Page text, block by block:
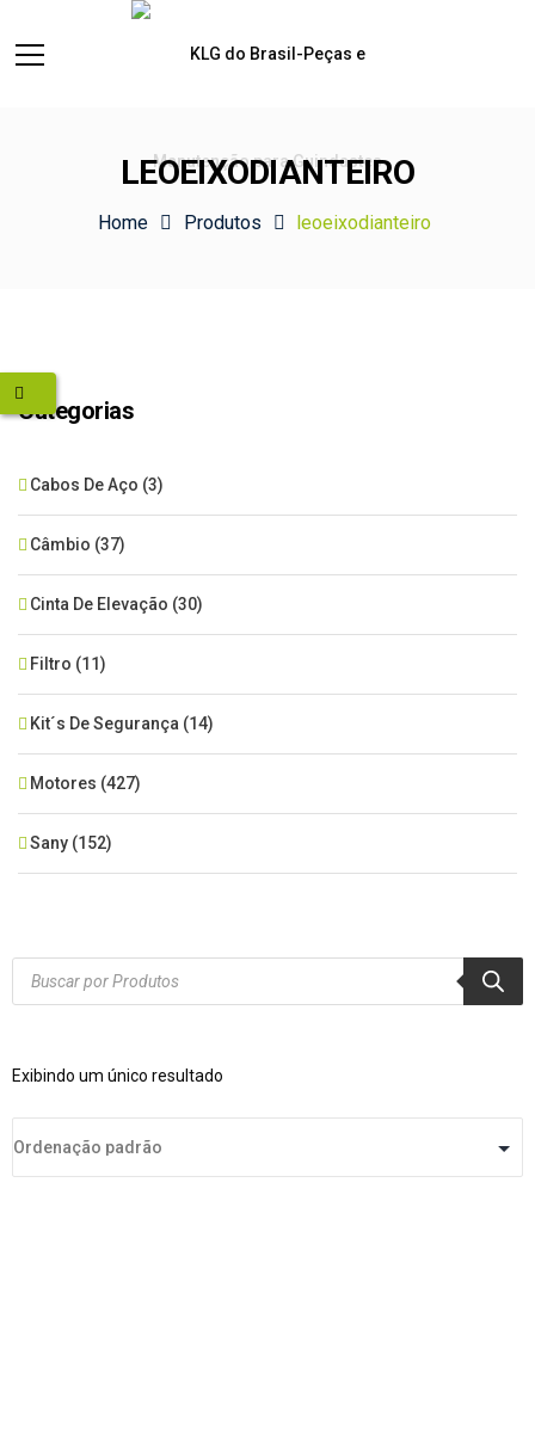
LEOEIXODIANTEIRO
Home Produtos leoeixodianteiro
Categorias
Cabos De Aço (3)
Câmbio (37)
Cinta De Elevação (30)
Filtro (11)
Kit´s De Segurança (14)
Motores (427)
Sany (152)
Xcmg(425)
Products
search
Exibindo um único resultado